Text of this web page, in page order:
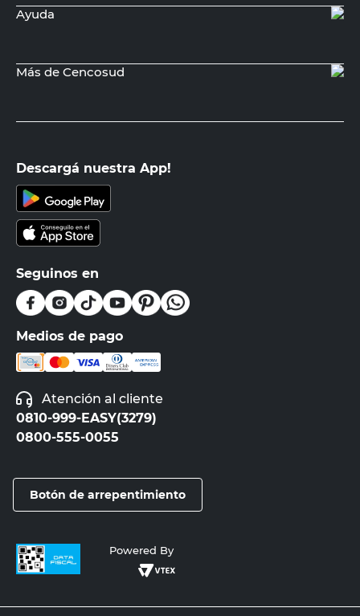
Ayuda
Más de Cencosud
Descargá nuestra App!
Seguinos en
Medios de pago
Atención al cliente
0810-999-EASY(3279)
0800-555-0055
Botón de arrepentimiento
Powered By